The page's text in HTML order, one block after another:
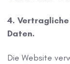
4.
Daten.
Die Website